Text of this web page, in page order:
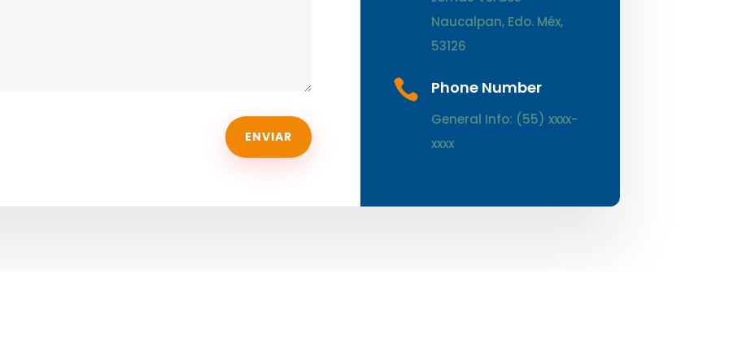
ENVIAR
Naucalpan, Edo. Méx,
53126
 Phone Number
General Info: (55) xxxx-
xxxx